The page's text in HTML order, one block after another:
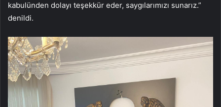
kabulünden dolayı teşekkür eder, saygılarımızı sunarız.”
denildi.